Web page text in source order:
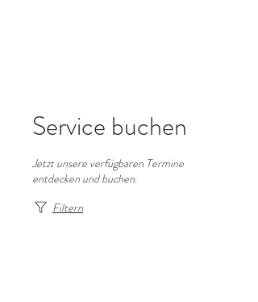
Service buchen
Jetzt unsere verfügbaren Termine
entdecken und buchen.
Filtern